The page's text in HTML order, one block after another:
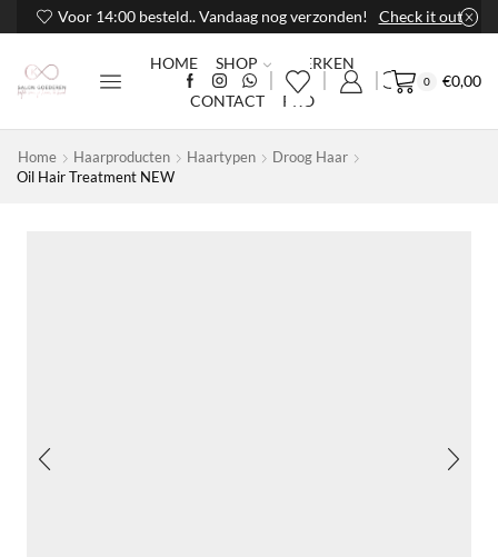
Voor 14:00 besteld.. Vandaag nog verzonden! Check it out
HOME SHOP
MERKEN
CONTACT
PRO
0 €0,00
Home Haarproducten Haartypen
Droog Haar
Oil Hair Treatment NEW